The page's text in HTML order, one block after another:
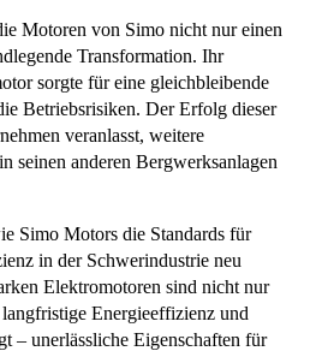
Motoren von Simo nicht nur einen
Transformation. Ihr
sorgte für eine gleichbleibende
Betriebsrisiken. Der Erfolg dieser
veranlasst, weitere
seinen anderen Bergwerksanlagen
Simo Motors die Standards für
in der Schwerindustrie neu
Elektromotoren sind nicht nur
Energieeffizienz und
– unerlässliche Eigenschaften für